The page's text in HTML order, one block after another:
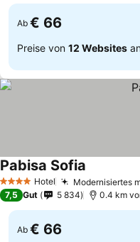
Ab € 66
Preise von 12 Websites
4 Sterne Hotel Modernisiertes
Pabisa Sofia
7,5 Gut 5 834 0.4 km
Ab € 66